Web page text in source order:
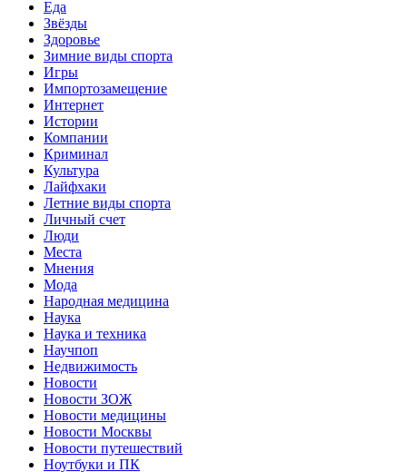
Еда
Звёзды
Здоровье
Зимние виды спорта
Игры
Импортозамещение
Интернет
Истории
Компании
Криминал
Культура
Лайфхаки
Летние виды спорта
Личный счет
Люди
Места
Мнения
Мода
Народная медицина
Наука
Наука и техника
Научпоп
Недвижимость
Новости
Новости ЗОЖ
Новости медицины
Новости Москвы
Новости путешествий
Ноутбуки и ПК